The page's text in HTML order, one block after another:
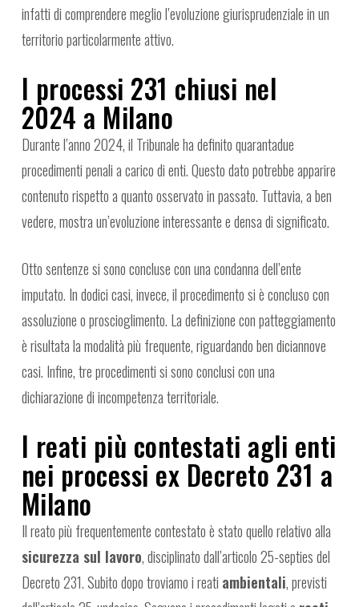
infatti di comprendere meglio l’evoluzione giurisprudenziale in un
territorio particolarmente attivo.
I processi 231 chiusi nel
2024 a Milano
Durante l’anno 2024, il Tribunale ha definito quarantadue
procedimenti penali a carico di enti. Questo dato potrebbe apparire
contenuto rispetto a quanto osservato in passato. Tuttavia, a ben
vedere, mostra un’evoluzione interessante e densa di significato.
Otto sentenze si sono concluse con una condanna dell’ente
imputato. In dodici casi, invece, il procedimento si è concluso con
assoluzione o proscioglimento. La definizione con patteggiamento
è risultata la modalità più frequente, riguardando ben diciannove
casi. Infine, tre procedimenti si sono conclusi con una
dichiarazione di incompetenza territoriale.
I reati più contestati agli enti
nei processi ex Decreto 231 a
Milano
Il reato più frequentemente contestato è stato quello relativo alla
sicurezza sul lavoro, disciplinato dall’articolo 25-septies del
Decreto 231. Subito dopo troviamo i reati ambientali, previsti